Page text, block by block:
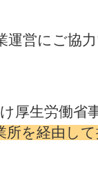
運営にご協
厚生労働省
所を経由し